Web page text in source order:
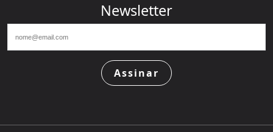
Newsletter